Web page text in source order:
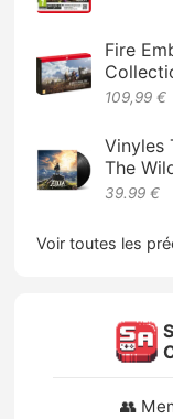
Fire
109,99 €
Vinyles
The
39.99 €
Voir toutes les
👥